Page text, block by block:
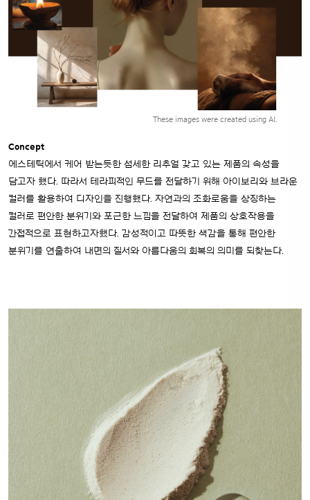
These images were created using AI.
Concept
에스테틱에서 케어 받는듯한 섬세한 리추얼 갖고 있는 제품의 속성을
담고자 했다. 따라서 테라피적인 무드를 전달하기 위해 아이보리와 브라운
컬러를 활용하여 디자인을 진행했다. 자연과의 조화로움을 상징하는
컬러로 편안한 분위기와 포근한 느낌을 전달하여 제품의 상호작용을
간접적으로 표현하고자했다. 감성적이고 따뜻한 색감을 통해 편안한
분위기를 연출하여 내면의 질서와 아름다움의 회복의 의미를 되찾는다.